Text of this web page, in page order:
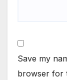
Save my
browser for